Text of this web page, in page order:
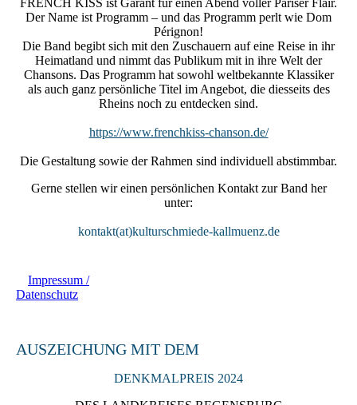
FRENCH KISS ist Garant für einen Abend voller Pariser Flair.
Der Name ist Programm – und das Programm perlt wie Dom
Pérignon!
Die Band begibt sich mit den Zuschauern auf eine Reise in ihr
Heimatland und nimmt das Publikum mit in ihre Welt der
Chansons. Das Programm hat sowohl weltbekannte Klassiker
als auch ganz persönliche Titel im Angebot, die diesseits des
Rheins noch zu entdecken sind.
https://www.frenchkiss-chanson.de/
Die Gestaltung sowie der Rahmen sind individuell abstimmbar.
Gerne stellen wir einen persönlichen Kontakt zur Band her
unter:
kontakt(at)kulturschmiede-kallmuenz.de
Impressum /
Datenschutz
AUSZEICHUNG MIT DEM
DENKMALPREIS 2024